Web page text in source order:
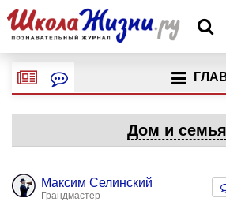
Дом и семья
Максим Селинский
Грандмастер